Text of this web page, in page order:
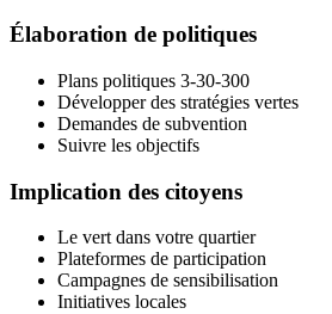
Élaboration de politiques
Plans politiques 3-30-300
Développer des stratégies vertes
Demandes de subvention
Suivre les objectifs
Implication des citoyens
Le vert dans votre quartier
Plateformes de participation
Campagnes de sensibilisation
Initiatives locales